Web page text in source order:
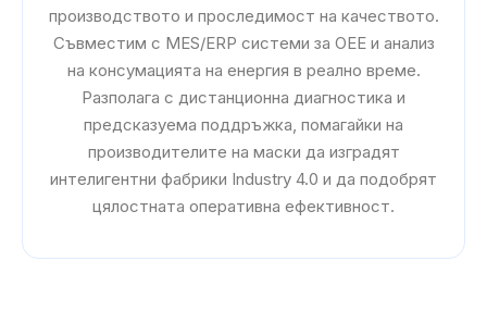
производството и проследимост на качеството.
Съвместим с MES/ERP системи за OEE и анализ
на консумацията на енергия в реално време.
Разполага с дистанционна диагностика и
предсказуема поддръжка, помагайки на
производителите на маски да изградят
интелигентни фабрики Industry 4.0 и да подобрят
цялостната оперативна ефективност.